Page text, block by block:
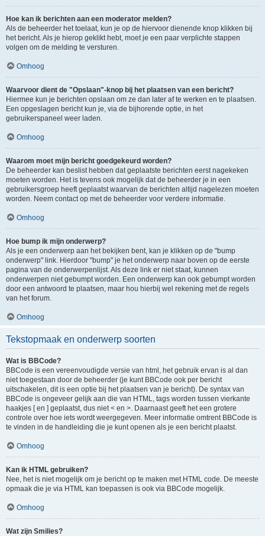
Hoe kan ik berichten aan een moderator melden?
Als de beheerder het toelaat, kun je op de hiervoor dienende knop klikken bij
het bericht. Als je hierop geklikt hebt, moet je een paar verplichte stappen
volgen om de melding te versturen.
Omhoog
Waarvoor dient de "Opslaan"-knop bij het plaatsen van een bericht?
Hiermee kun je berichten opslaan om ze dan later af te werken en te plaatsen.
Een opgeslagen bericht kun je, via de bijhorende optie, in het
gebruikerspaneel weer laden.
Omhoog
Waarom moet mijn bericht goedgekeurd worden?
De beheerder kan beslist hebben dat geplaatste berichten eerst nagekeken
moeten worden. Het is tevens ook mogelijk dat de beheerder je in een
gebruikersgroep heeft geplaatst waarvan de berichten altijd nagelezen moeten
worden. Neem contact op met de beheerder voor verdere informatie.
Omhoog
Hoe bump ik mijn onderwerp?
Als je een onderwerp aan het bekijken bent, kan je klikken op de "bump
onderwerp" link. Hierdoor "bump" je het onderwerp naar boven op de eerste
pagina van de onderwerpenlijst. Als deze link er niet staat, kunnen
onderwerpen niet gebumpt worden. Een onderwerp kan ook gebumpt worden
door een antwoord te plaatsen, maar hou hierbij wel rekening met de regels
van het forum.
Omhoog
Tekstopmaak en onderwerp soorten
Wat is BBCode?
BBCode is een vereenvoudigde versie van html, het gebruik ervan is al dan
niet toegestaan door de beheerder (je kunt BBCode ook per bericht
uitschakelen, dit is een optie bij het plaatsen van je bericht). De syntax van
BBCode is ongeveer gelijk aan die van HTML, tags worden tussen vierkante
haakjes [ en ] geplaatst, dus niet < en >. Daarnaast geeft het een grotere
controle over hoe iets wordt weergegeven. Meer informatie omtrent BBCode is
te vinden in de handleiding die je kunt openen als je een bericht plaatst.
Omhoog
Kan ik HTML gebruiken?
Nee, het is niet mogelijk om je bericht op te maken met HTML code. De meeste
opmaak die je via HTML kan toepassen is ook via BBCode mogelijk.
Omhoog
Wat zijn Smilies?